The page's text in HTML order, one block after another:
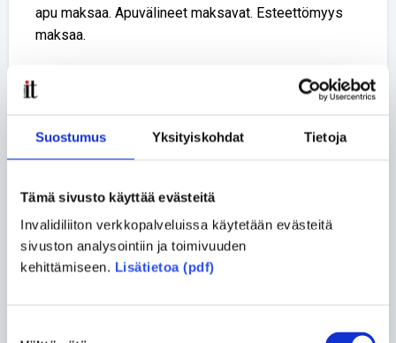
Suostumus Yksityiskohdat Tietoja
Tämä sivusto käyttää evästeitä
Invalidiliiton verkkopalveluissa käytetään evästeitä
sivuston analysointiin ja toimivuuden
kehittämiseen. Lisätietoa (pdf)
apu maksaa. Apuvälineet maksavat. Esteettömyys
maksaa.
ihminen maksaa. Sen pitäisi kysyä myös, mitä
Mitä menetetään, jos ihminen ei saa opiskella, tehdä
työtä, perustaa perhettä, osallistua
järjestötoimintaan, vaikuttaa, liikkua tai rakentaa
omaa tulevaisuuttaan? Mitä menetetään, jos hänen